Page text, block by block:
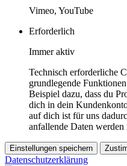
Vimeo, YouTube
Erforderlich
Immer aktiv
Technisch erforderliche
grundlegende
Beispiel dazu, dass du
dich in dein
auf dich ist für uns
anfallende Daten
Einstellungen speichern
Datenschutzerklärung